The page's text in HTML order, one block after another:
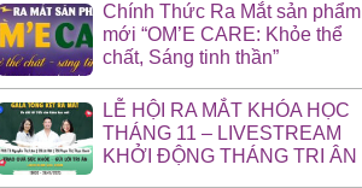
Chính Thức Ra Mắt sản phẩm
mới “OM’E CARE: Khỏe thể
chất, Sáng tinh thần”
LỄ HỘI RA MẮT KHÓA HỌC
THÁNG 11 – LIVESTREAM
KHỞI ĐỘNG THÁNG TRI ÂN